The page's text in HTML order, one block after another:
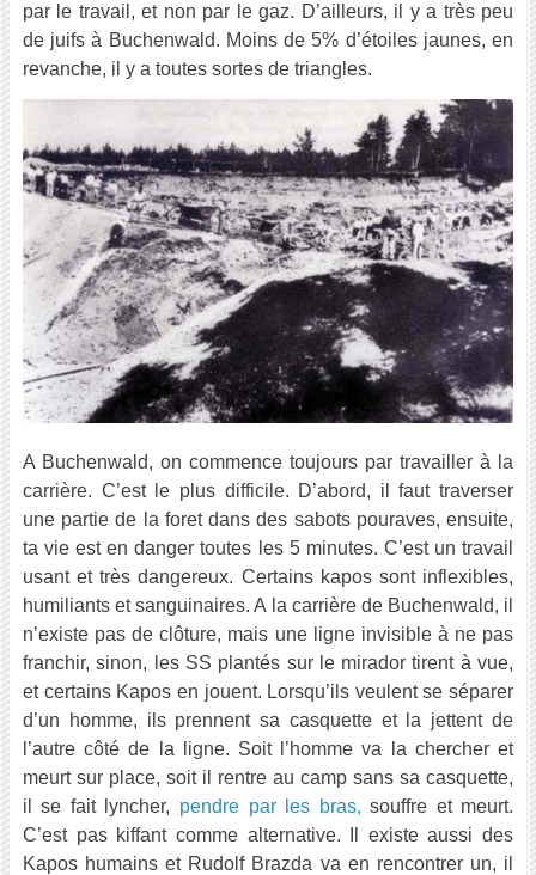
par le travail, et non par le gaz. D’ailleurs, il y a très peu
de juifs à Buchenwald. Moins de 5% d’étoiles jaunes, en
revanche, il y a toutes sortes de triangles.
A Buchenwald, on commence toujours par travailler à la
carrière. C’est le plus difficile. D’abord, il faut traverser
une partie de la foret dans des sabots pouraves, ensuite,
ta vie est en danger toutes les 5 minutes. C’est un travail
usant et très dangereux. Certains kapos sont inflexibles,
humiliants et sanguinaires. A la carrière de Buchenwald, il
n’existe pas de clôture, mais une ligne invisible à ne pas
franchir, sinon, les SS plantés sur le mirador tirent à vue,
et certains Kapos en jouent. Lorsqu’ils veulent se séparer
d’un homme, ils prennent sa casquette et la jettent de
l’autre côté de la ligne. Soit l’homme va la chercher et
meurt sur place, soit il rentre au camp sans sa casquette,
il se fait lyncher, pendre par les bras, souffre et meurt.
C’est pas kiffant comme alternative. Il existe aussi des
Kapos humains et Rudolf Brazda va en rencontrer un, il